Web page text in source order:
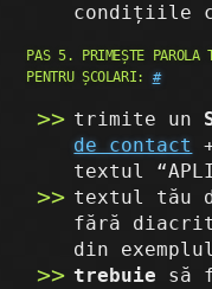
condițiile
PAS 5. PRIMEȘTE
PENTRU ȘCOLARI: #
trimite un
de contact
textul
textul tău
fără
din
trebuie să